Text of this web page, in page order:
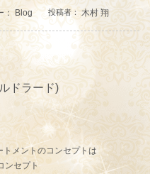
Blog 投稿者： 木村 翔
ドラード)
メントのコンセプトは
ンセプト